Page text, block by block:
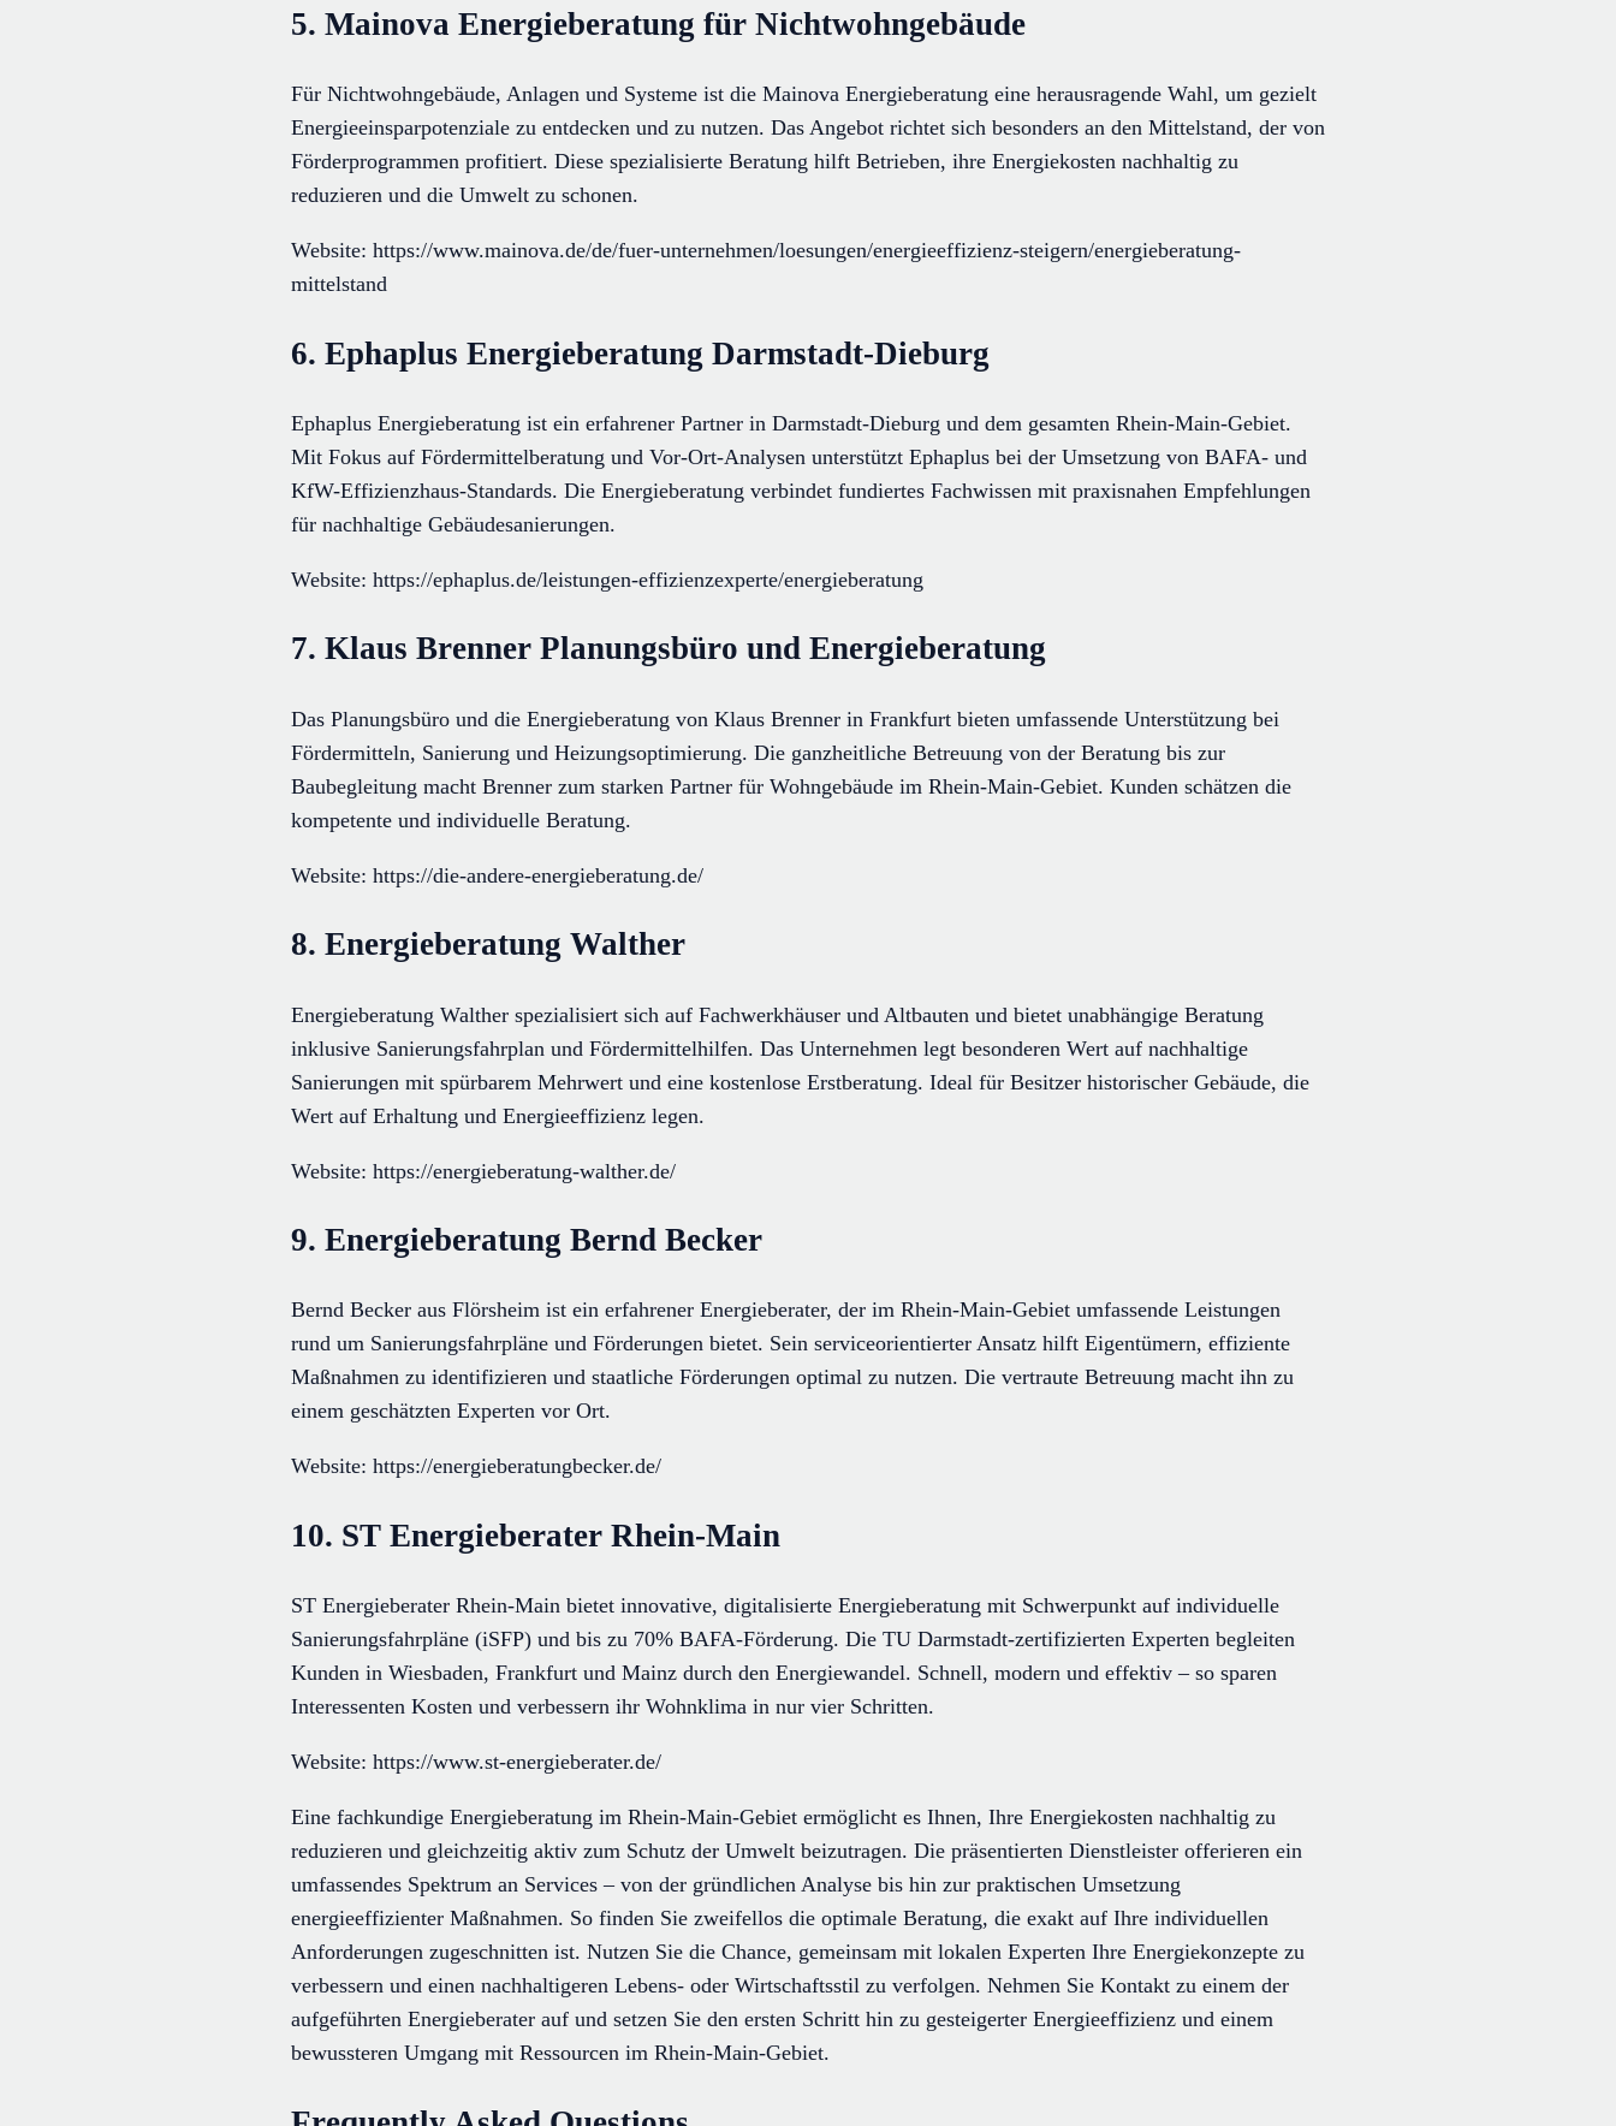
5. Mainova Energieberatung für Nichtwohngebäude
Für Nichtwohngebäude, Anlagen und Systeme ist die Mainova Energieberatung eine herausragende Wahl, um gezielt
Energieeinsparpotenziale zu entdecken und zu nutzen. Das Angebot richtet sich besonders an den Mittelstand, der von
Förderprogrammen profitiert. Diese spezialisierte Beratung hilft Betrieben, ihre Energiekosten nachhaltig zu
reduzieren und die Umwelt zu schonen.
Website: https://www.mainova.de/de/fuer-unternehmen/loesungen/energieeffizienz-steigern/energieberatung-
mittelstand
6. Ephaplus Energieberatung Darmstadt-Dieburg
Ephaplus Energieberatung ist ein erfahrener Partner in Darmstadt-Dieburg und dem gesamten Rhein-Main-Gebiet.
Mit Fokus auf Fördermittelberatung und Vor-Ort-Analysen unterstützt Ephaplus bei der Umsetzung von BAFA- und
KfW-Effizienzhaus-Standards. Die Energieberatung verbindet fundiertes Fachwissen mit praxisnahen Empfehlungen
für nachhaltige Gebäudesanierungen.
Website: https://ephaplus.de/leistungen-effizienzexperte/energieberatung
7. Klaus Brenner Planungsbüro und Energieberatung
Das Planungsbüro und die Energieberatung von Klaus Brenner in Frankfurt bieten umfassende Unterstützung bei
Fördermitteln, Sanierung und Heizungsoptimierung. Die ganzheitliche Betreuung von der Beratung bis zur
Baubegleitung macht Brenner zum starken Partner für Wohngebäude im Rhein-Main-Gebiet. Kunden schätzen die
kompetente und individuelle Beratung.
Website: https://die-andere-energieberatung.de/
8. Energieberatung Walther
Energieberatung Walther spezialisiert sich auf Fachwerkhäuser und Altbauten und bietet unabhängige Beratung
inklusive Sanierungsfahrplan und Fördermittelhilfen. Das Unternehmen legt besonderen Wert auf nachhaltige
Sanierungen mit spürbarem Mehrwert und eine kostenlose Erstberatung. Ideal für Besitzer historischer Gebäude, die
Wert auf Erhaltung und Energieeffizienz legen.
Website: https://energieberatung-walther.de/
9. Energieberatung Bernd Becker
Bernd Becker aus Flörsheim ist ein erfahrener Energieberater, der im Rhein-Main-Gebiet umfassende Leistungen
rund um Sanierungsfahrpläne und Förderungen bietet. Sein serviceorientierter Ansatz hilft Eigentümern, effiziente
Maßnahmen zu identifizieren und staatliche Förderungen optimal zu nutzen. Die vertraute Betreuung macht ihn zu
einem geschätzten Experten vor Ort.
Website: https://energieberatungbecker.de/
10. ST Energieberater Rhein-Main
ST Energieberater Rhein-Main bietet innovative, digitalisierte Energieberatung mit Schwerpunkt auf individuelle
Sanierungsfahrpläne (iSFP) und bis zu 70% BAFA-Förderung. Die TU Darmstadt-zertifizierten Experten begleiten
Kunden in Wiesbaden, Frankfurt und Mainz durch den Energiewandel. Schnell, modern und effektiv – so sparen
Interessenten Kosten und verbessern ihr Wohnklima in nur vier Schritten.
Website: https://www.st-energieberater.de/
Eine fachkundige Energieberatung im Rhein-Main-Gebiet ermöglicht es Ihnen, Ihre Energiekosten nachhaltig zu
reduzieren und gleichzeitig aktiv zum Schutz der Umwelt beizutragen. Die präsentierten Dienstleister offerieren ein
umfassendes Spektrum an Services – von der gründlichen Analyse bis hin zur praktischen Umsetzung
energieeffizienter Maßnahmen. So finden Sie zweifellos die optimale Beratung, die exakt auf Ihre individuellen
Anforderungen zugeschnitten ist. Nutzen Sie die Chance, gemeinsam mit lokalen Experten Ihre Energiekonzepte zu
verbessern und einen nachhaltigeren Lebens- oder Wirtschaftsstil zu verfolgen. Nehmen Sie Kontakt zu einem der
aufgeführten Energieberater auf und setzen Sie den ersten Schritt hin zu gesteigerter Energieeffizienz und einem
bewussteren Umgang mit Ressourcen im Rhein-Main-Gebiet.